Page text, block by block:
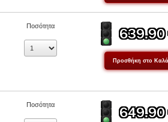
Ποσότητα
Ποσότητα